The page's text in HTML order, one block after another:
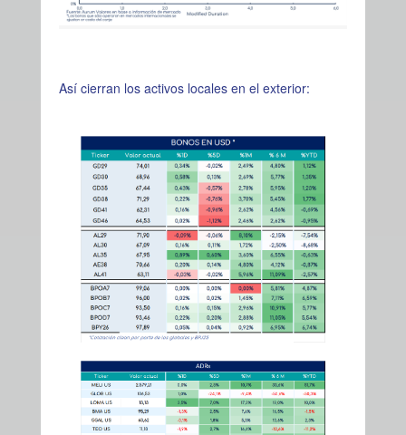
Así cierran los activos locales en el exterior: